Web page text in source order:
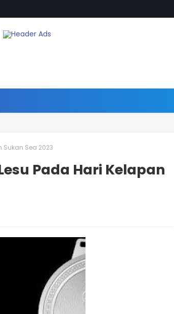
Sukan Sea 2023
Pada Hari Kelapan